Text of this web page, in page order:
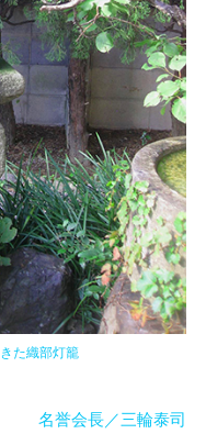
た織部灯籠
名誉会長／三輪泰司